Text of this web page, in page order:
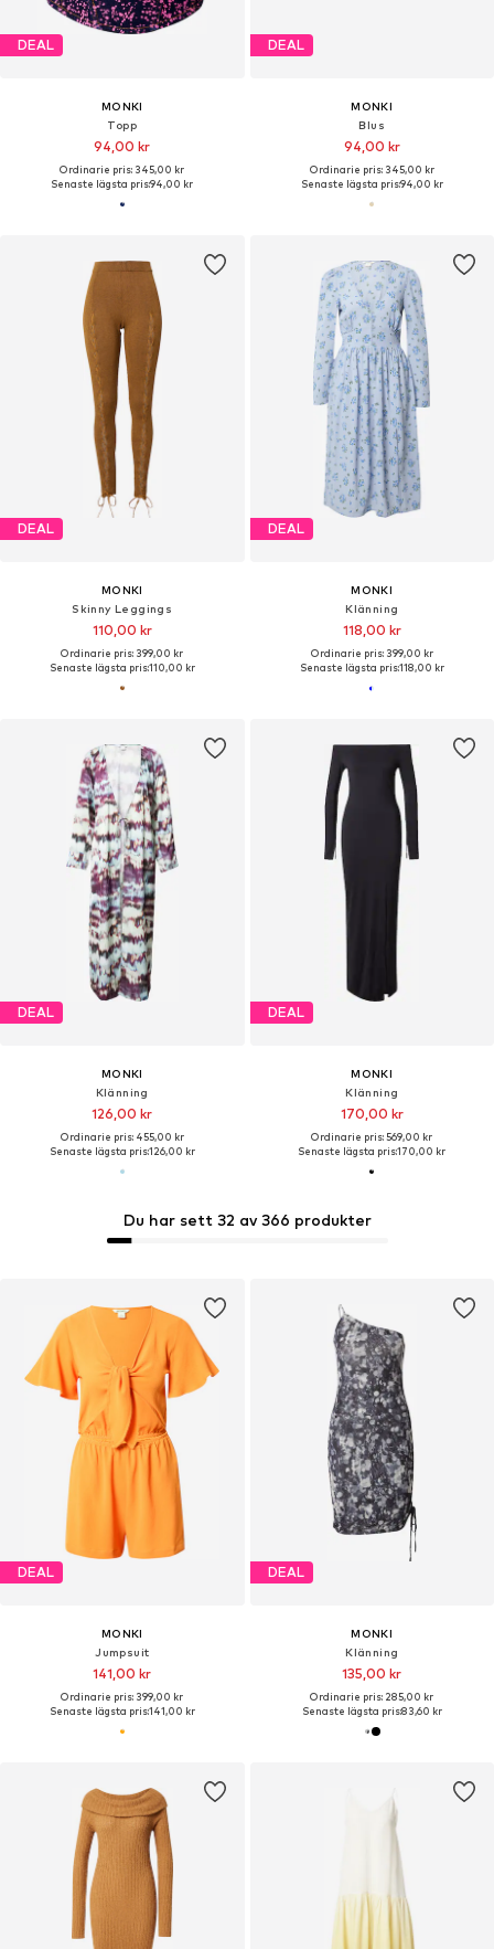
DEAL
MONKI
Topp
94,00 kr
Ordinarie pris: 345,00 kr
Senaste lägsta pris:94,00 kr
DEAL
MONKI
Blus
94,00 kr
Ordinarie pris: 345,00 kr
Senaste lägsta pris:94,00 kr
DEAL
MONKI
Skinny Leggings
110,00 kr
Ordinarie pris: 399,00 kr
Senaste lägsta pris:110,00 kr
DEAL
MONKI
Klänning
118,00 kr
Ordinarie pris: 399,00 kr
Senaste lägsta pris:118,00 kr
DEAL
MONKI
Klänning
126,00 kr
Ordinarie pris: 455,00 kr
Senaste lägsta pris:126,00 kr
DEAL
MONKI
Klänning
170,00 kr
Ordinarie pris: 569,00 kr
Senaste lägsta pris:170,00 kr
DEAL
MONKI
Jumpsuit
141,00 kr
Ordinarie pris: 399,00 kr
Senaste lägsta pris:141,00 kr
DEAL
MONKI
Klänning
135,00 kr
Ordinarie pris: 285,00 kr
Senaste lägsta pris:83,60 kr
Du har sett 32 av 366 produkter